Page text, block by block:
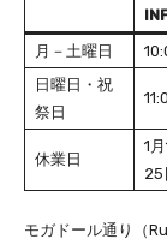
月－土曜日
日曜日・祝
祭日
休業日
1
25
モガドール通り（